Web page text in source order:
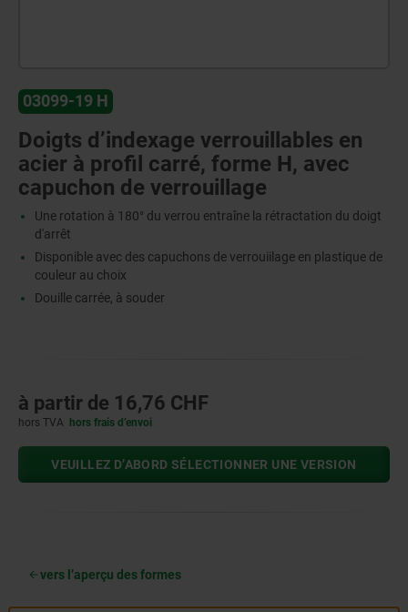
03099-19 H
Doigts d’indexage verrouillables en
acier à profil carré, forme H, avec
capuchon de verrouillage
Une rotation à 180° du verrou entraîne la rétractation du doigt
d'arrêt
Disponible avec des capuchons de verrouiilage en plastique de
couleur au choix
Douille carrée, à souder
à partir de 16,76 CHF
hors TVA hors frais d’envoi
VEUILLEZ D’ABORD SÉLECTIONNER UNE VERSION
vers l’aperçu des formes